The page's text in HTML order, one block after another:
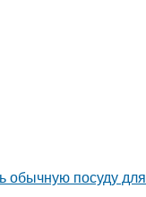
обычную посуду для